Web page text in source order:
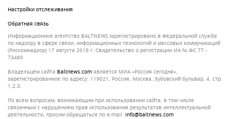
Настройки отслеживания
Обратная связь
Информационное агентство BALTNEWS зарегистрировано в Федеральной службе
по надзору в сфере связи, информационных технологий и массовых коммуникаций
(Роскомнадзор) 17 августа 2018 г. Свидетельство о регистрации ИА № ФС 77 -
73480
Владельцем сайта
baltnews.com является МИА «Россия сегодня»,
зарегистрированное по адресу: 119021, Россия, Москва, Зубовский бульвар, 4, стр.
1,2.3.
По всем вопросам, возникающим при использовании сайта, в том числе
связанным с нарушением прав использования результатов интеллектуальной
деятельности, просим обращаться по e-mail: info@baltnews.com